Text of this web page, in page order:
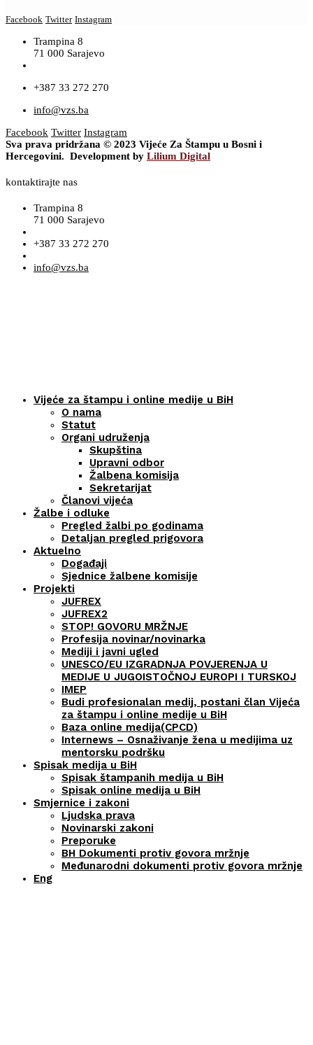
Facebook Twitter Instagram
Trampina 8
71 000 Sarajevo
+387 33 272 270
info@vzs.ba
Facebook Twitter Instagram
Sva prava pridržana © 2023 Vijeće Za Štampu u Bosni i
Hercegovini. Development by Lilium Digital
kontaktirajte nas
Trampina 8
71 000 Sarajevo
+387 33 272 270
info@vzs.ba
Vijeće za štampu i online medije u BiH
O nama
Statut
Organi udruženja
Skupština
Upravni odbor
Žalbena komisija
Sekretarijat
Članovi vijeća
Žalbe i odluke
Pregled žalbi po godinama
Detaljan pregled prigovora
Aktuelno
Događaji
Sjednice žalbene komisije
Projekti
JUFREX
JUFREX2
STOP! GOVORU MRŽNJE
Profesija novinar/novinarka
Mediji i javni ugled
UNESCO/EU IZGRADNJA POVJERENJA U
MEDIJE U JUGOISTOČNOJ EUROPI I TURSKOJ
IMEP
Budi profesionalan medij, postani član Vijeća
za štampu i online medije u BiH
Baza online medija(CPCD)
Internews – Osnaživanje žena u medijima uz
mentorsku podršku
Spisak medija u BiH
Spisak štampanih medija u BiH
Spisak online medija u BiH
Smjernice i zakoni
Ljudska prava
Novinarski zakoni
Preporuke
BH Dokumenti protiv govora mržnje
Međunarodni dokumenti protiv govora mržnje
Eng